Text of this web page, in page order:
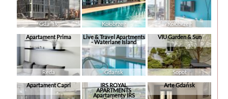
Gdańsk Kołobrzeg
Kołobrzeg
Apartament Prima
Reda
Live & Travel Apartments
- Waterlane Island
Gdańsk
VIU Garden & Sun
Sopot
Apartament Capri
IRS ROYAL
APARTMENTS
Apartamenty IRS
Arte Gdańsk